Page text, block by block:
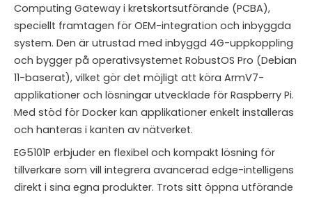
Computing Gateway i kretskortsutförande (PCBA),
speciellt framtagen för OEM-integration och inbyggda
system. Den är utrustad med inbyggd 4G-uppkoppling
och bygger på operativsystemet RobustOS Pro (Debian
11-baserat), vilket gör det möjligt att köra ArmV7-
applikationer och lösningar utvecklade för Raspberry Pi.
Med stöd för Docker kan applikationer enkelt installeras
och hanteras i kanten av nätverket.
EG5101P erbjuder en flexibel och kompakt lösning för
tillverkare som vill integrera avancerad edge-intelligens
direkt i sina egna produkter. Trots sitt öppna utförande